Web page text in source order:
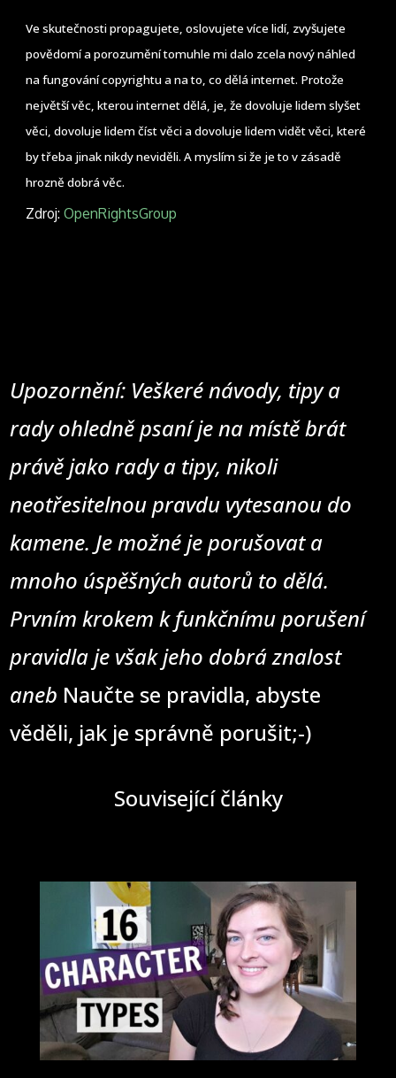
Ve skutečnosti propagujete, oslovujete více lidí, zvyšujete
povědomí a porozumění tomuhle mi dalo zcela nový náhled
na fungování copyrightu a na to, co dělá internet. Protože
největší věc, kterou internet dělá, je, že dovoluje lidem slyšet
věci, dovoluje lidem číst věci a dovoluje lidem vidět věci, které
by třeba jinak nikdy neviděli. A myslím si že je to v zásadě
hrozně dobrá věc.
Zdroj:OpenRightsGroup
Upozornění: Veškeré návody, tipy a
rady ohledně psaní je na místě brát
právě jako rady a tipy, nikoli
neotřesitelnou pravdu vytesanou do
kamene. Je možné je porušovat a
mnoho úspěšných autorů to dělá.
Prvním krokem k funkčnímu porušení
pravidla je však jeho dobrá znalost
aneb Naučte se pravidla, abyste
věděli, jak je správně porušit;-)
Související články